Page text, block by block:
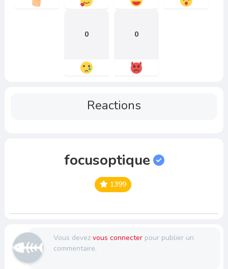
0 0
Reactions
focusoptique
1399
Vous devez vous connecterpour publier un
commentaire.